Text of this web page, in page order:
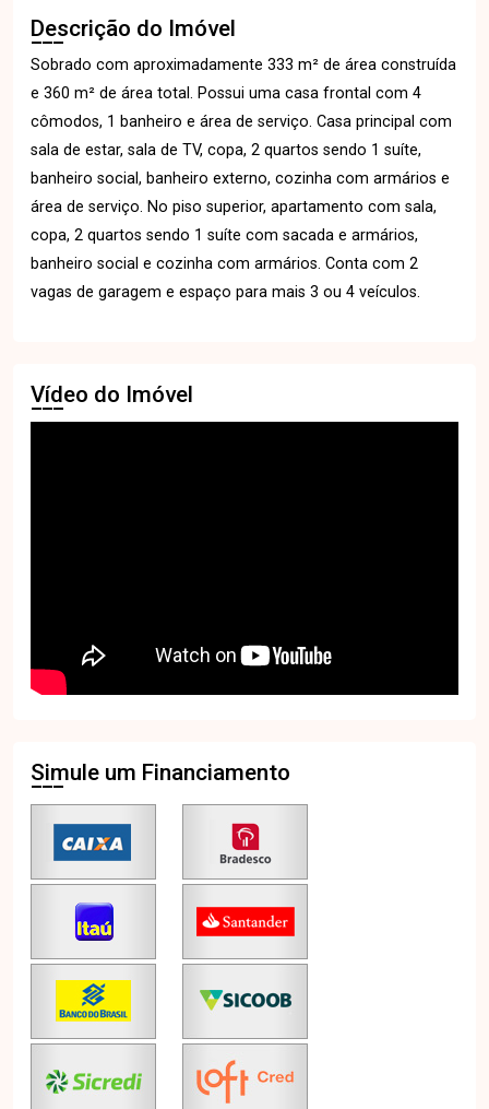
Descrição do Imóvel
Sobrado com aproximadamente 333 m² de área construída
e 360 m² de área total. Possui uma casa frontal com 4
cômodos, 1 banheiro e área de serviço. Casa principal com
sala de estar, sala de TV, copa, 2 quartos sendo 1 suíte,
banheiro social, banheiro externo, cozinha com armários e
área de serviço. No piso superior, apartamento com sala,
copa, 2 quartos sendo 1 suíte com sacada e armários,
banheiro social e cozinha com armários. Conta com 2
vagas de garagem e espaço para mais 3 ou 4 veículos.
Vídeo do Imóvel
Simule um Financiamento